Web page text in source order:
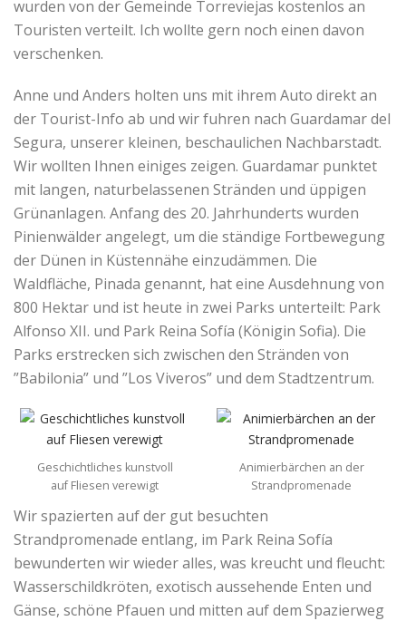
wurden von der Gemeinde Torreviejas kostenlos an
Touristen verteilt. Ich wollte gern noch einen davon
verschenken.
Anne und Anders holten uns mit ihrem Auto direkt an
der Tourist-Info ab und wir fuhren nach Guardamar del
Segura, unserer kleinen, beschaulichen Nachbarstadt.
Wir wollten Ihnen einiges zeigen. Guardamar punktet
mit langen, naturbelassenen Stränden und üppigen
Grünanlagen. Anfang des 20. Jahrhunderts wurden
Pinienwälder angelegt, um die ständige Fortbewegung
der Dünen in Küstennähe einzudämmen. Die
Waldfläche, Pinada genannt, hat eine Ausdehnung von
800 Hektar und ist heute in zwei Parks unterteilt: Park
Alfonso XII. und Park Reina Sofía (Königin Sofia). Die
Parks erstrecken sich zwischen den Stränden von
”Babilonia” und ”Los Viveros” und dem Stadtzentrum.
Geschichtliches kunstvoll
auf Fliesen verewigt
Animierbärchen an der
Strandpromenade
Wir spazierten auf der gut besuchten
Strandpromenade entlang, im Park Reina Sofía
bewunderten wir wieder alles, was kreucht und fleucht:
Wasserschildkröten, exotisch aussehende Enten und
Gänse, schöne Pfauen und mitten auf dem Spazierweg